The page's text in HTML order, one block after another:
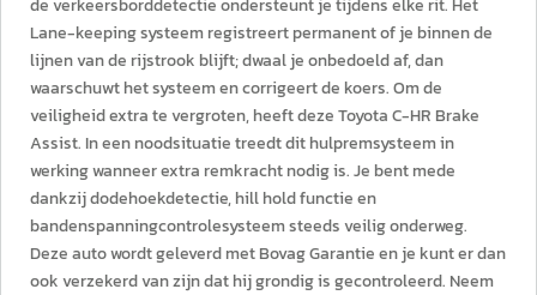
de verkeersborddetectie ondersteunt je tijdens elke rit. Het
Lane-keeping systeem registreert permanent of je binnen de
lijnen van de rijstrook blijft; dwaal je onbedoeld af, dan
waarschuwt het systeem en corrigeert de koers. Om de
veiligheid extra te vergroten, heeft deze Toyota C-HR Brake
Assist. In een noodsituatie treedt dit hulpremsysteem in
werking wanneer extra remkracht nodig is. Je bent mede
dankzij dodehoekdetectie, hill hold functie en
bandenspanningcontrolesysteem steeds veilig onderweg.
Deze auto wordt geleverd met Bovag Garantie en je kunt er dan
ook verzekerd van zijn dat hij grondig is gecontroleerd. Neem